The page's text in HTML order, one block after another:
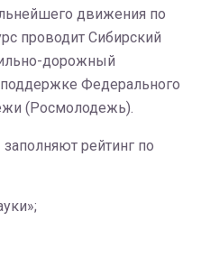
движения по
проводит Сибирский
дорожный
Федерального
(Росмолодежь).
рейтинг по